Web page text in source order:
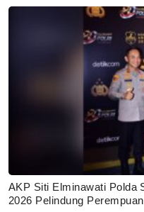
AKP Siti Elminawati Polda
2026 Pelindung